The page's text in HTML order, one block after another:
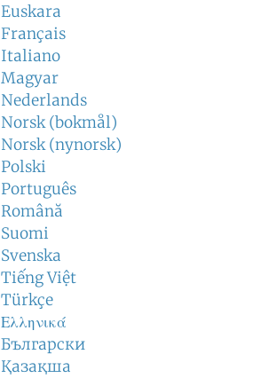
Euskara
Français
Italiano
Magyar
Nederlands
Norsk (bokmål)
Norsk (nynorsk)
Polski
Português
Română
Suomi
Svenska
Tiếng Việt
Türkçe
Ελληνικά
Български
Қазақша